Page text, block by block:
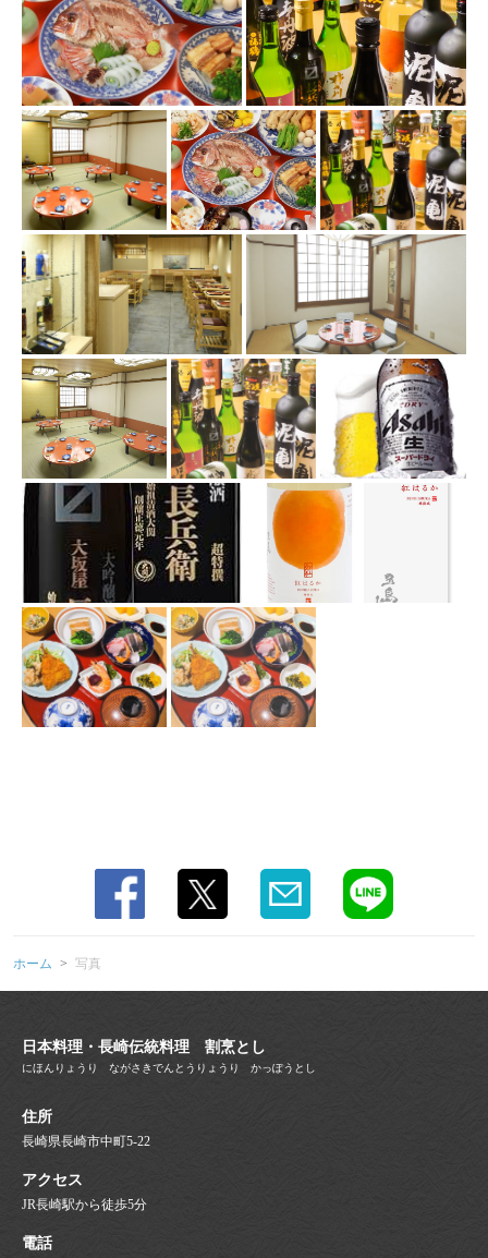
ホーム 写真
日本料理・長崎伝統料理 割烹とし
にほんりょうり ながさきでんとうりょうり かっぽうとし
住所
長崎県長崎市中町5-22
アクセス
JR長崎駅から徒歩5分
電話